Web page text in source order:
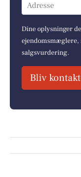
Adresse
Dine oplysninger
ejendomsmæglere,
salgsvurdering.
Bliv